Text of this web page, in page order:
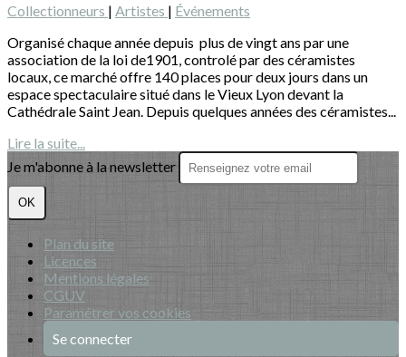
Collectionneurs | Artistes | Événements
Organisé chaque année depuis plus de vingt ans par une
association de la loi de1901, controlé par des céramistes
locaux, ce marché offre 140 places pour deux jours dans un
espace spectaculaire situé dans le Vieux Lyon devant la
Cathédrale Saint Jean. Depuis quelques années des céramistes...
Lire la suite...
Je m'abonne à la newsletter
OK
Plan du site
Licences
Mentions légales
CGUV
Paramétrer vos cookies
Se connecter